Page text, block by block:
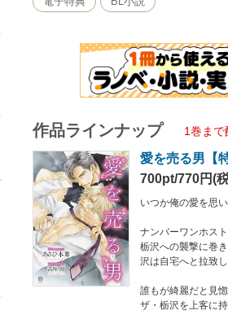
だった。けれど栃沢を狙った弾丸が泰巳の
紙書籍発売時、店舗限定で書き下ろされた
作品ラインナップ 1巻まで
愛を売る男【
700pt/770円(
いつか俺の愛を思
ナンバーワンホス
栃沢への襲撃に巻
沢は自宅へと拉致
誰もが綺麗だと見
ザ・栃沢を上客に